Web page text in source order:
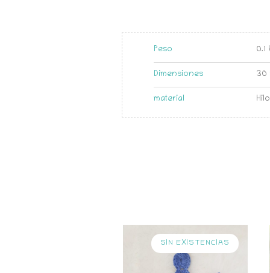
Peso 0.1
Dimensiones 30
material
SIN EXISTENCIAS